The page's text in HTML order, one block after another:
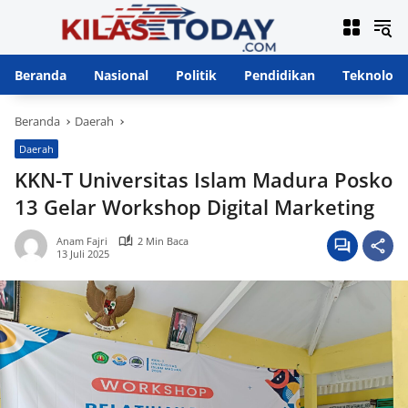
Beranda
Nasional Politik Pendidikan Teknologi
Beranda Daerah
Daerah
KKN-T Universitas Islam Madura Posko
13 Gelar Workshop Digital Marketing
Anam Fajri
2 Min Baca
13 Juli 2025